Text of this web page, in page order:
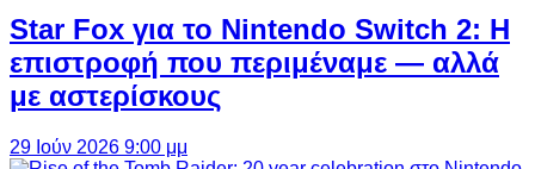
Star Fox για το Nintendo Switch 2: Η
επιστροφή που περιμέναμε — αλλά
με αστερίσκους
29 Ιούν 2026 9:00 μμ